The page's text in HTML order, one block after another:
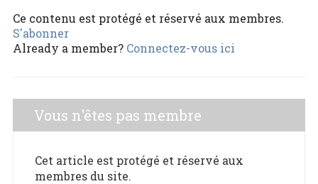
Ce contenu est protégé et réservé aux membres.
S'abonner
Already a member? Connectez-vous ici
Vous n'êtes pas membre
Cet article est protégé et réservé aux
membres du site.